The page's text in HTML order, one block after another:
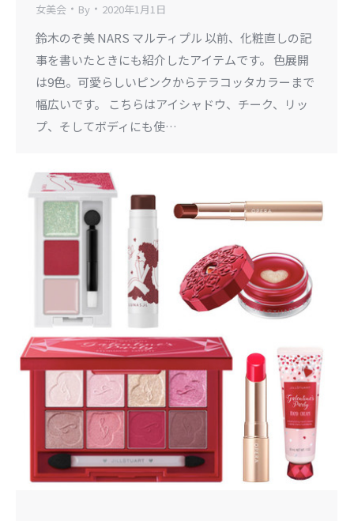
女美会 By 2020年1月1日
鈴木のぞ美 NARS マルティプル 以前、化粧直しの記
事を書いたときにも紹介したアイテムです。 色展開
は9色。可愛らしいピンクからテラコッタカラーまで
幅広いです。 こちらはアイシャドウ、チーク、リッ
プ、そしてボディにも使…